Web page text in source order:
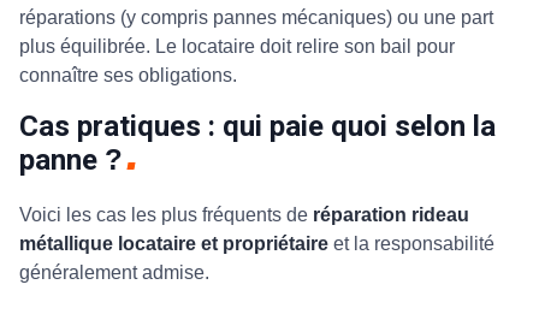
réparations (y compris pannes mécaniques) ou une part
plus équilibrée. Le locataire doit relire son bail pour
connaître ses obligations.
Cas pratiques : qui paie quoi selon la
panne ?
Voici les cas les plus fréquents de réparation rideau
métallique locataire et propriétaire et la responsabilité
généralement admise.